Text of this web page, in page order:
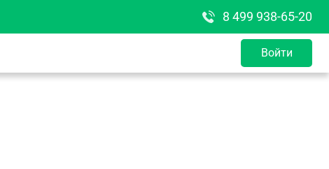
8 499 938-65-20
Войти